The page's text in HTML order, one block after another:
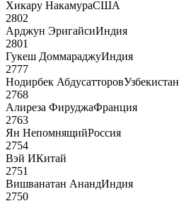
Хикару НакамураСША
2802
Арджун ЭригайсиИндия
2801
Гукеш ДоммараджуИндия
2777
Нодирбек АбдусатторовУзбекистан
2768
Алиреза ФируджаФранция
2763
Ян НепомнящийРоссия
2754
Вэй ИКитай
2751
Вишванатан АнандИндия
2750